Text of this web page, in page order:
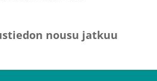
nousu jatkuu